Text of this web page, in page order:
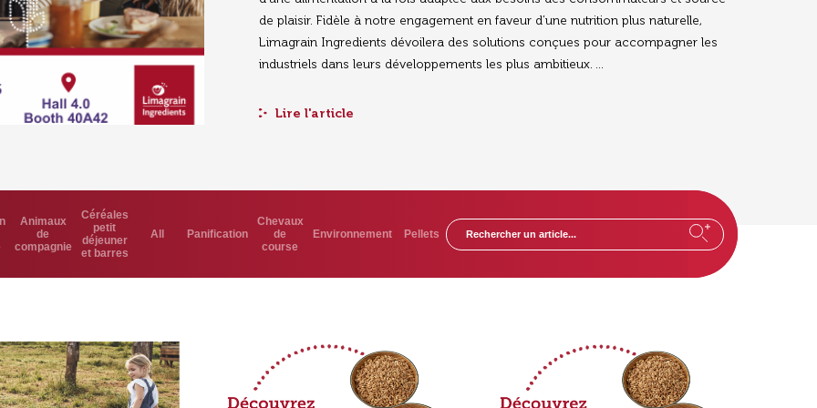
de plaisir. Fidèle à notre engagement en faveur d’une nutrition plus naturelle,
Limagrain Ingredients dévoilera des solutions conçues pour accompagner les
industriels dans leurs développements les plus ambitieux. ...
Lire l'article
Animaux
de
compagnie
Céréales
petit
déjeuner
et barres
All Panification
Chevaux
de
course
Environnement Pellets